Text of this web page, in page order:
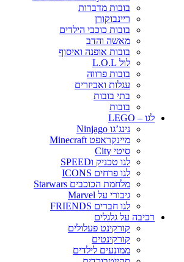
בובות מדברות
ריינבוקורן
בובות כוכבי הילדים
מאשה והדב
בובות אופנה ואיסוף
לול L.O.L
בובות פרווה
עגלות ואביזרים
בתי בובות
בובות
לגו – LEGO
נינג’גו Ninjago
מיינקראפט Minecraft
סיטי City
לגו טכניק וSPEED
לגו פרחים ICONS
מלחמת הכוכבים Starwars
גיבורי על Marvel
לגו חברים FRIENDS
רכיבה על גלגלים
קורקינט פעלולים
קורקינטים
ממונעים לילדים